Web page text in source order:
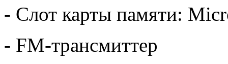
- Слот карты памяти:
- FM-трансмиттер